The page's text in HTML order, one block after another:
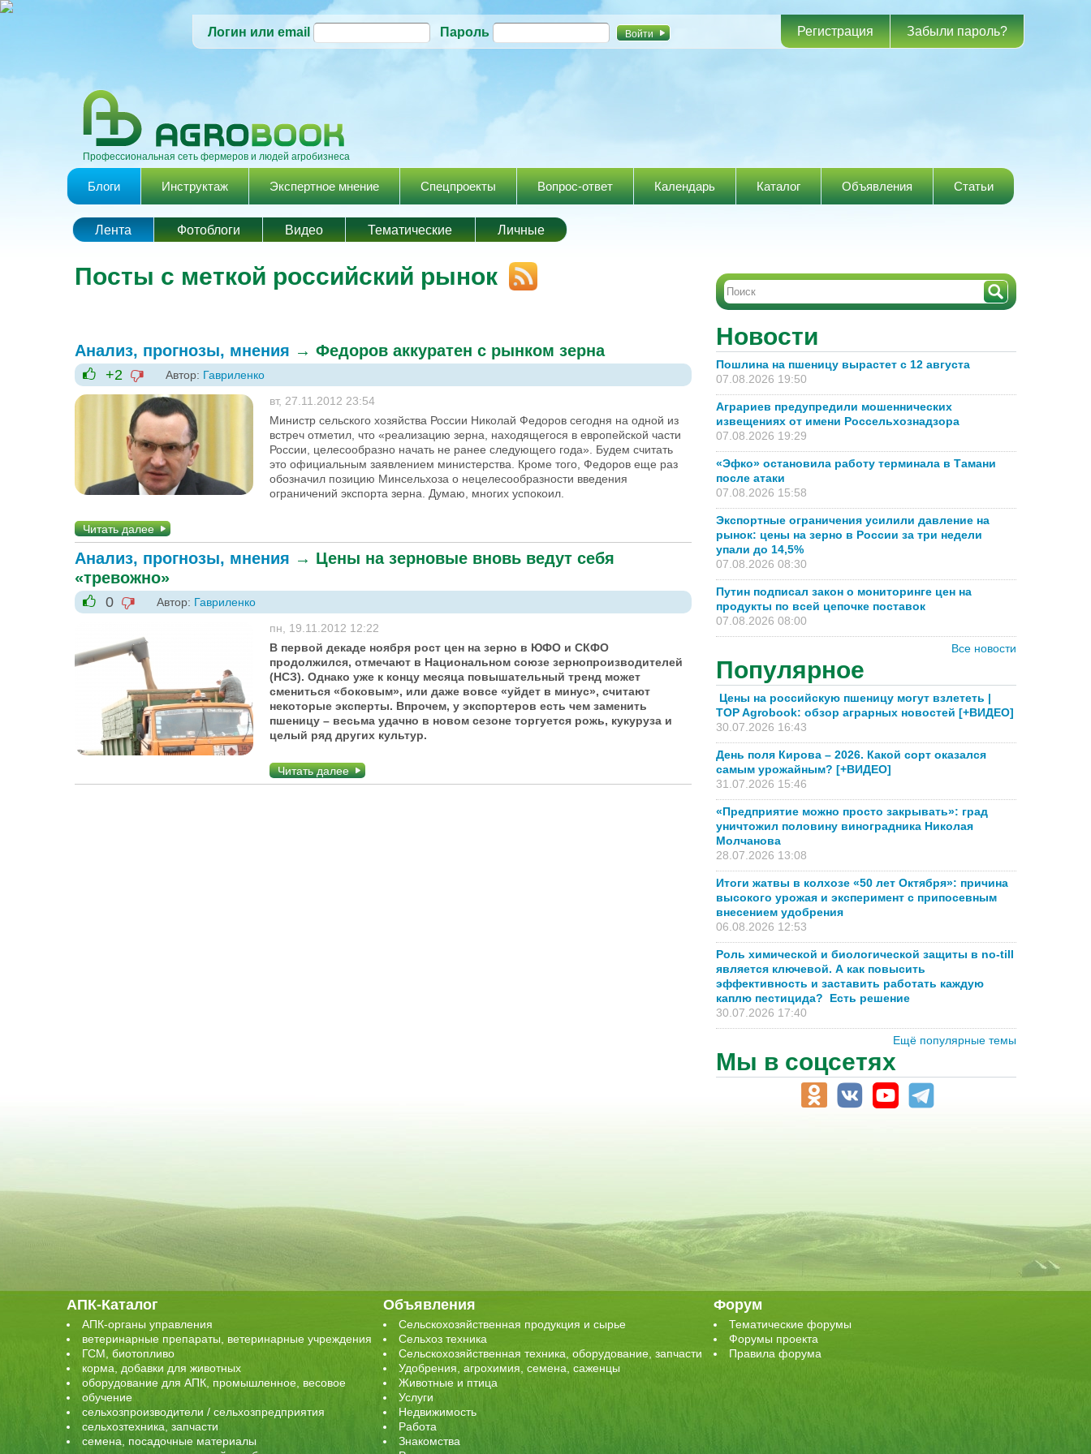
Перейти к
содержанию
Логин или email Пароль Регистрация Забыли пароль?
Профессиональная сеть фермеров и людей агробизнеса
Главное меню
Блоги Инструктаж Экспертное мнение Спецпроекты Вопрос-ответ Календарь Каталог Объявления Статьи
Лента Фотоблоги Видео Тематические Личные
Посты с меткой российский рынок
Анализ, прогнозы, мнения → Федоров аккуратен с рынком зерна
+1
+2
-1
Автор: Гавриленко
вт, 27.11.2012 23:54
Министр сельского хозяйства России Николай Федоров сегодня на одной из
встреч отметил, что «реализацию зерна, находящегося в европейской части
России, целесообразно начать не ранее следующего года». Будем считать
это официальным заявлением министерства. Кроме того, Федоров еще раз
обозначил позицию Минсельхоза о нецелесообразности введения
ограничений экспорта зерна. Думаю, многих успокоил.
Читать далее
Анализ, прогнозы, мнения → Цены на зерновые вновь ведут себя
«тревожно»
+1
0
-1
Автор: Гавриленко
пн, 19.11.2012 12:22
В первой декаде ноября рост цен на зерно в ЮФО и СКФО
продолжился, отмечают в Национальном союзе зернопроизводителей
(НСЗ). Однако уже к концу месяца повышательный тренд может
смениться «боковым», или даже вовсе «уйдет в минус», считают
некоторые эксперты. Впрочем, у экспортеров есть чем заменить
пшеницу – весьма удачно в новом сезоне торгуется рожь, кукуруза и
целый ряд других культур.
Читать далее
Новости
Пошлина на пшеницу вырастет с 12 августа
07.08.2026 19:50
Аграриев предупредили мошеннических
извещениях от имени Россельхознадзора
07.08.2026 19:29
«Эфко» остановила работу терминала в Тамани
после атаки
07.08.2026 15:58
Экспортные ограничения усилили давление на
рынок: цены на зерно в России за три недели
упали до 14,5%
07.08.2026 08:30
Путин подписал закон о мониторинге цен на
продукты по всей цепочке поставок
07.08.2026 08:00
Все новости
Популярное
Цены на российскую пшеницу могут взлететь |
TOP Agrobook: обзор аграрных новостей [+ВИДЕО]
30.07.2026 16:43
День поля Кирова – 2026. Какой сорт оказался
самым урожайным? [+ВИДЕО]
31.07.2026 15:46
«Предприятие можно просто закрывать»: град
уничтожил половину виноградника Николая
Молчанова
28.07.2026 13:08
Итоги жатвы в колхозе «50 лет Октября»: причина
высокого урожая и эксперимент с припосевным
внесением удобрения
06.08.2026 12:53
Роль химической и биологической защиты в no-till
является ключевой. А как повысить
эффективность и заставить работать каждую
каплю пестицида? Есть решение
30.07.2026 17:40
Ещё популярные темы
Мы в соцсетях
АПК-Каталог
АПК-органы управления
ветеринарные препараты, ветеринарные учреждения
ГСМ, биотопливо
корма, добавки для животных
оборудование для АПК, промышленное, весовое
обучение
сельхозпроизводители / сельхозпредприятия
сельхозтехника, запчасти
семена, посадочные материалы
Объявления
Сельскохозяйственная продукция и сырье
Сельхоз техника
Сельскохозяйственная техника, оборудование, запчасти
Удобрения, агрохимия, семена, саженцы
Животные и птица
Услуги
Недвижимость
Работа
Знакомства
Форум
Тематические форумы
Форумы проекта
Правила форума